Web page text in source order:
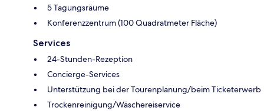
5 Tagungsräume
Konferenzzentrum (100 Quadratmeter Fläche)
Services
24-Stunden-Rezeption
Concierge-Services
Unterstützung bei der Tourenplanung/beim Ticketerwerb
Trockenreinigung/Wäschereiservice